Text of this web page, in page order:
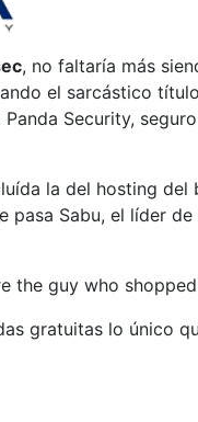
, no faltaría más
el sarcástico
Security,
la del hosting del
Sabu, el líder
the guy who
gratuitas lo único